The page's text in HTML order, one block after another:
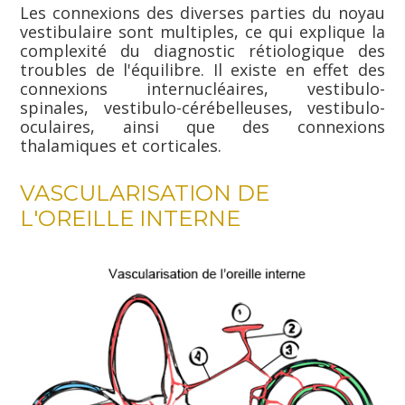
Les connexions des diverses parties du noyau
vestibulaire sont multiples, ce qui explique la
complexité du diagnostic rétiologique des
troubles de l'équilibre. Il existe en effet des
connexions internucléaires, vestibulo-
spinales, vestibulo-cérébelleuses, vestibulo-
oculaires, ainsi que des connexions
thalamiques et corticales.
VASCULARISATION DE
L'OREILLE INTERNE